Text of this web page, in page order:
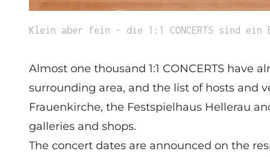
Klein aber fein - die 1:1 CONCERTS sind ein
Almost one thousand 1:1 CONCERTS have
surrounding area, and the list of hosts and
Frauenkirche, the Festspielhaus Hellerau
galleries and shops.
The concert dates are announced on the